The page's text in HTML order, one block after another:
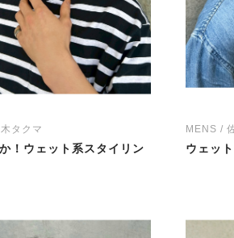
タクマ
！ウェット系スタイリン
MENS /
ウェッ